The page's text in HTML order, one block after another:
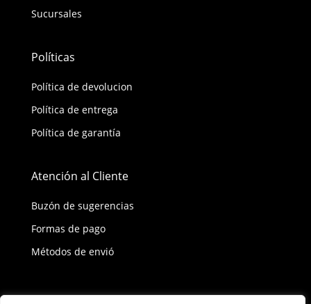
Sucursales
Políticas
Política de devolucion
Política de entrega
Política de garantía
Atención al Cliente
Buzón de sugerencias
Formas de pago
Métodos de envió